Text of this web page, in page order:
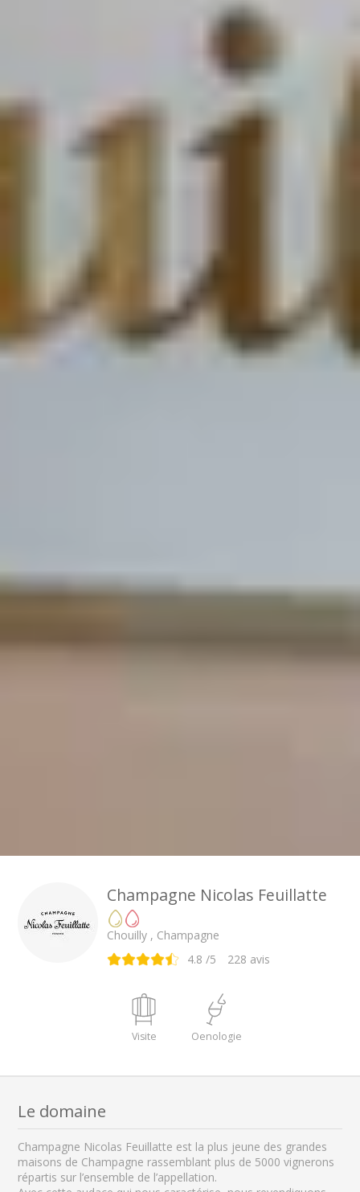
Champagne Nicolas Feuillatte
Chouilly , Champagne
4.8 /5 228 avis
Visite Oenologie
Le domaine
Champagne Nicolas Feuillatte est la plus jeune des grandes
maisons de Champagne rassemblant plus de 5000 vignerons
répartis sur l’ensemble de l’appellation.